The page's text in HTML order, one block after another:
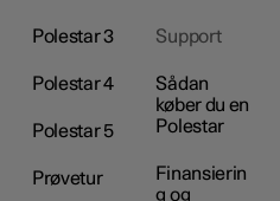
Polestar 3
Polestar 4
Polestar 5
Prøvetur
Support
Sådan
køber du en
Polestar
Finansierin
g og